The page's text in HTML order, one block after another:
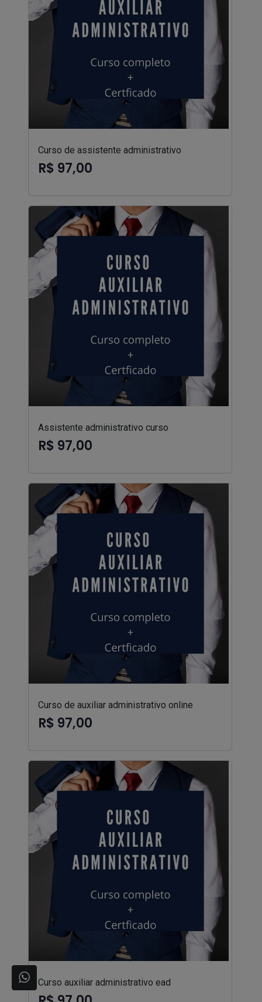
Curso de assistente administrativo
R$ 97,00
Assistente administrativo curso
R$ 97,00
Curso de auxiliar administrativo online
R$ 97,00
Curso auxiliar administrativo ead